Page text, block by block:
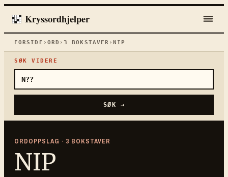
Kryssordhjelper
FORSIDE › ORD ›3 BOKSTAVER ›NIP
SØK VIDERE
SØK →
ORDOPPSLAG · 3 BOKSTAVER
NIP